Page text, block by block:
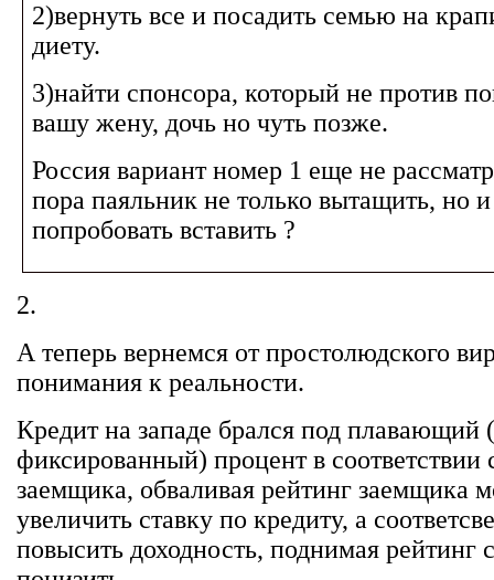
2)вернуть все и посадить семью на
диету.
3)найти спонсора, который не против
вашу жену, дочь но чуть позже.
Россия вариант номер 1 еще не
пора паяльник не только вытащить, но и
попробовать вставить ?
2.
А теперь вернемся от простолюдского
понимания к реальности.
Кредит на западе брался под плавающий
фиксированный) процент в соответствии
заемщика, обваливая рейтинг заемщика
увеличить ставку по кредиту, а
повысить доходность, поднимая рейтинг